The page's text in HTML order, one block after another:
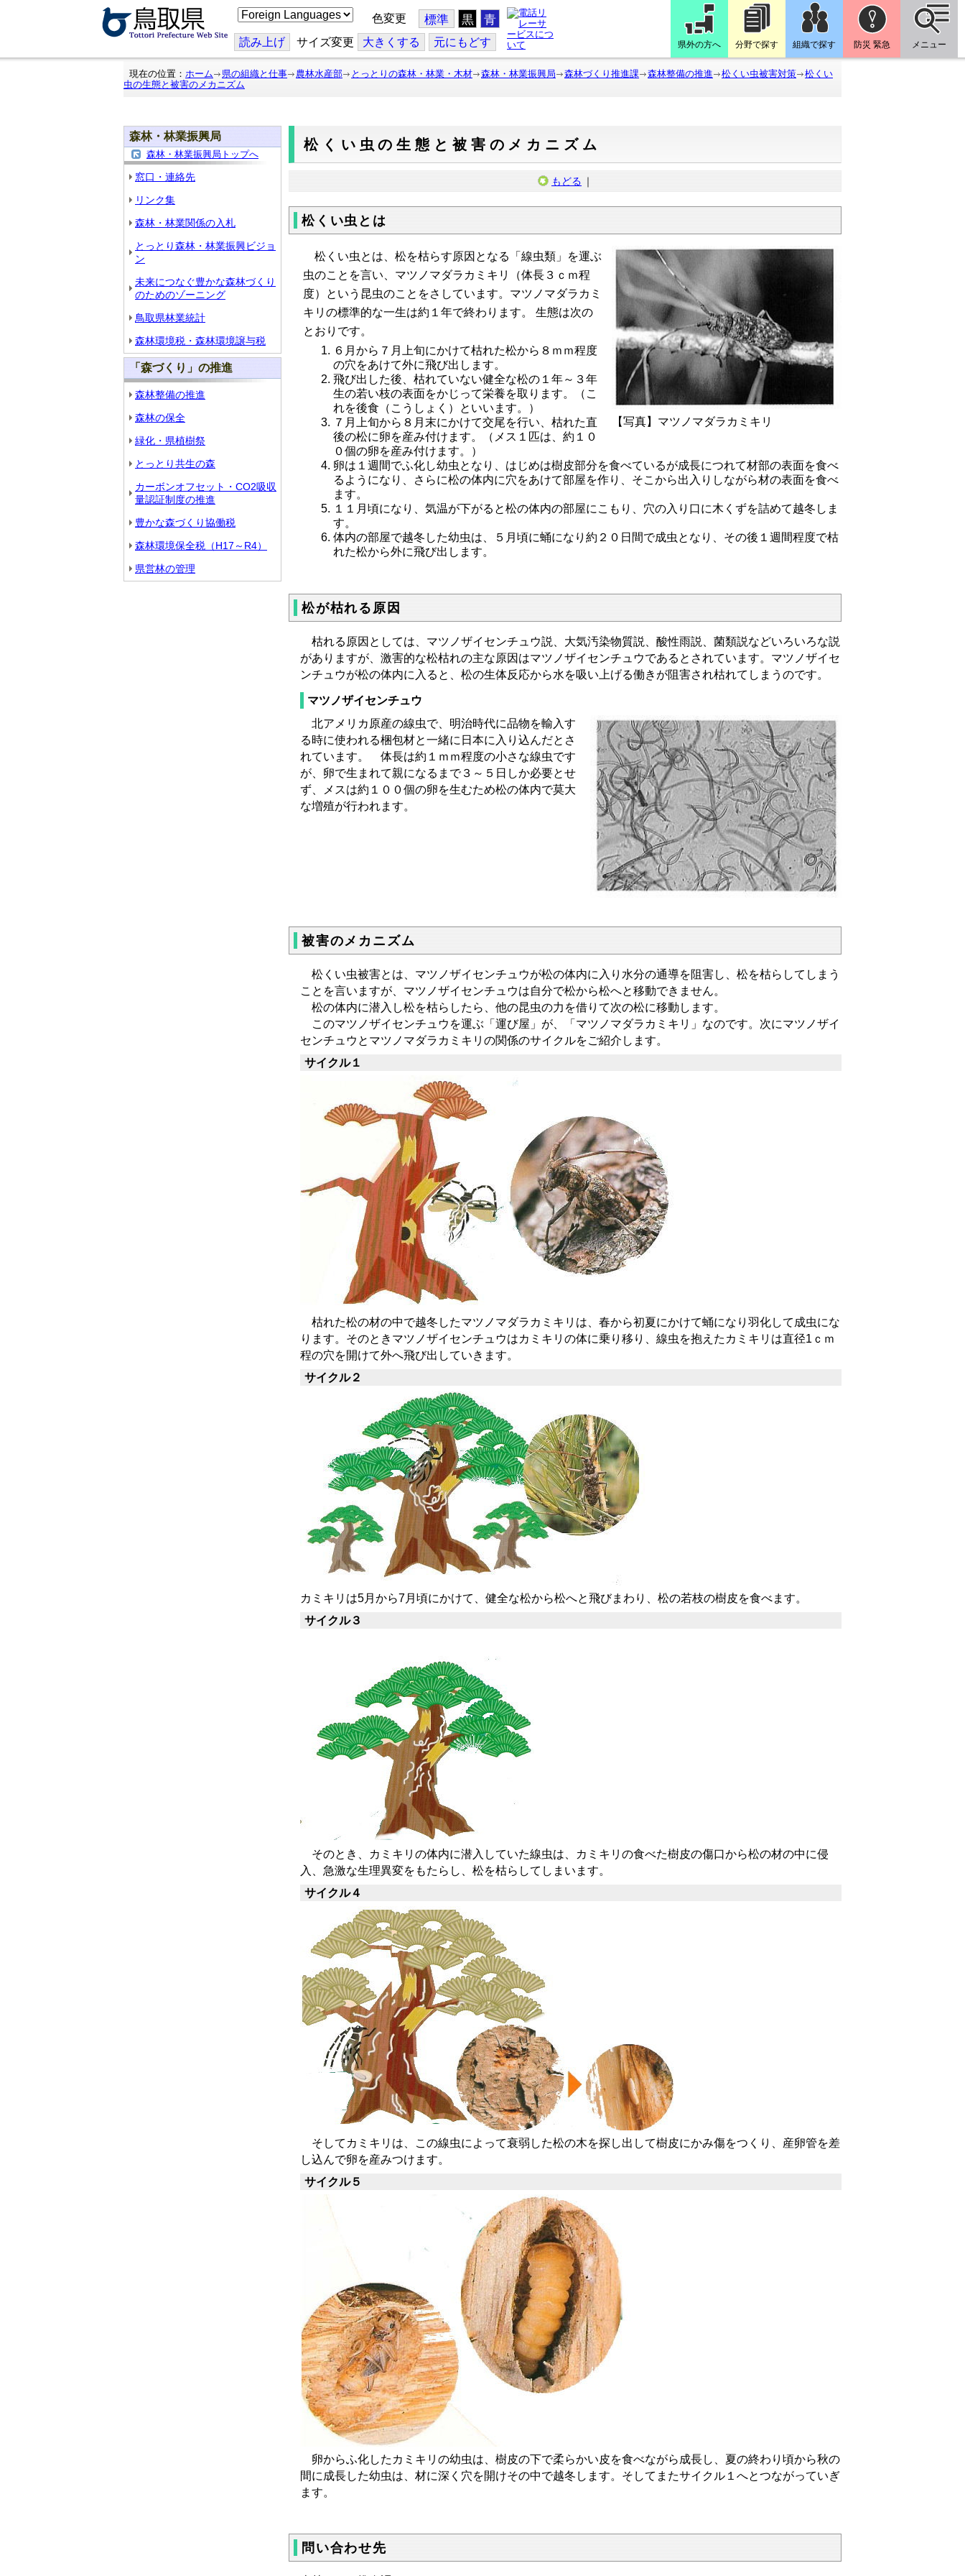
こ
の
ジ
を
翻
訳
色変更 標準 黒 青
読み上げ サイズ変更 大きくする 元にもどす 県外の方へ 分野で探す 組織で探す 防災 緊急 メニュー
現在の位置： ホーム 県の組織と仕事 農林水産部 とっとりの森林・林業・木材 森林・林業振興局 森林づくり推進課 森林整備の推進 松くい虫被害対策
松くい
虫の生態と被害のメカニズム
森林・林業振興局
森林・林業振興局トップへ
窓口・連絡先
リンク集
森林・林業関係の入札
とっとり森林・林業振興ビジョ
ン
未来につなぐ豊かな森林づくり
のためのゾーニング
鳥取県林業統計
森林環境税・森林環境譲与税
「森づくり」の推進
森林整備の推進
森林の保全
緑化・県植樹祭
とっとり共生の森
カーボンオフセット・CO2吸収
量認証制度の推進
豊かな森づくり協働税
森林環境保全税（H17～R4）
県営林の管理
松くい虫の生態と被害のメカニズム
もどる ｜
松くい虫とは
【写真】マツノマダラカミキリ
松くい虫とは、松を枯らす原因となる「線虫類」を運ぶ
虫のことを言い、マツノマダラカミキリ（体長３ｃｍ程
度）という昆虫のことをさしています。マツノマダラカミ
キリの標準的な一生は約１年で終わります。 生態は次の
とおりです。
６月から７月上旬にかけて枯れた松から８ｍｍ程度
の穴をあけて外に飛び出します。
飛び出した後、枯れていない健全な松の１年～３年
生の若い枝の表面をかじって栄養を取ります。（こ
れを後食（こうしょく）といいます。）
７月上旬から８月末にかけて交尾を行い、枯れた直
後の松に卵を産み付けます。（メス１匹は、約１０
０個の卵を産み付けます。）
卵は１週間でふ化し幼虫となり、はじめは樹皮部分を食べているが成長につれて材部の表面を食べ
るようになり、さらに松の体内に穴をあけて部屋を作り、そこから出入りしながら材の表面を食べ
ます。
１１月頃になり、気温が下がると松の体内の部屋にこもり、穴の入り口に木くずを詰めて越冬しま
す。
体内の部屋で越冬した幼虫は、５月頃に蛹になり約２０日間で成虫となり、その後１週間程度で枯
れた松から外に飛び出します。
松が枯れる原因
枯れる原因としては、マツノザイセンチュウ説、大気汚染物質説、酸性雨説、菌類説などいろいろな説
がありますが、激害的な松枯れの主な原因はマツノザイセンチュウであるとされています。マツノザイセ
ンチュウが松の体内に入ると、松の生体反応から水を吸い上げる働きが阻害され枯れてしまうのです。
マツノザイセンチュウ
北アメリカ原産の線虫で、明治時代に品物を輸入す
る時に使われる梱包材と一緒に日本に入り込んだとさ
れています。 体長は約１ｍｍ程度の小さな線虫です
が、卵で生まれて親になるまで３～５日しか必要とせ
ず、メスは約１００個の卵を生むため松の体内で莫大
な増殖が行われます。
被害のメカニズム
松くい虫被害とは、マツノザイセンチュウが松の体内に入り水分の通導を阻害し、松を枯らしてしまう
ことを言いますが、マツノザイセンチュウは自分で松から松へと移動できません。
松の体内に潜入し松を枯らしたら、他の昆虫の力を借りて次の松に移動します。
このマツノザイセンチュウを運ぶ「運び屋」が、「マツノマダラカミキリ」なのです。次にマツノザイ
センチュウとマツノマダラカミキリの関係のサイクルをご紹介します。
サイクル１
枯れた松の材の中で越冬したマツノマダラカミキリは、春から初夏にかけて蛹になり羽化して成虫にな
ります。そのときマツノザイセンチュウはカミキリの体に乗り移り、線虫を抱えたカミキリは直径1ｃｍ
程の穴を開けて外へ飛び出していきます。
サイクル２
カミキリは5月から7月頃にかけて、健全な松から松へと飛びまわり、松の若枝の樹皮を食べます。
サイクル３
そのとき、カミキリの体内に潜入していた線虫は、カミキリの食べた樹皮の傷口から松の材の中に侵
入、急激な生理異変をもたらし、松を枯らしてしまいます。
サイクル４
そしてカミキリは、この線虫によって衰弱した松の木を探し出して樹皮にかみ傷をつくり、産卵管を差
し込んで卵を産みつけます。
サイクル５
卵からふ化したカミキリの幼虫は、樹皮の下で柔らかい皮を食べながら成長し、夏の終わり頃から秋の
間に成長した幼虫は、材に深く穴を開けその中で越冬します。そしてまたサイクル１へとつながっていぎ
ます。
問い合わせ先